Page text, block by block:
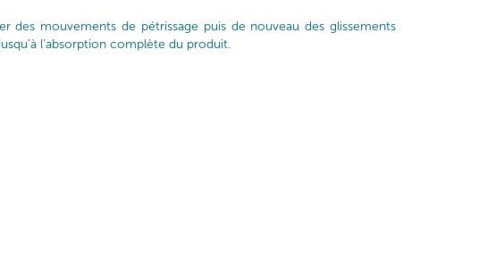
des mouvements de pétrissage puis de nouveau des glissements
l’absorption complète du produit.